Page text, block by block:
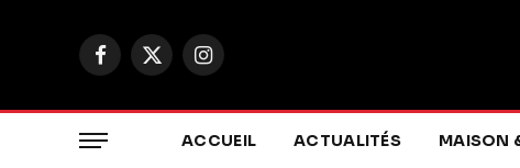
Facebook
X
Instagram
ACCUEIL ACTUALITÉS MAISON